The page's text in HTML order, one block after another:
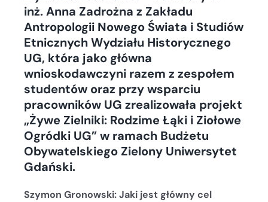
inż. Anna Zadrożna z Zakładu
Antropologii Nowego Świata i Studiów
Etnicznych Wydziału Historycznego
UG, która jako główna
wnioskodawczyni razem z zespołem
studentów oraz przy wsparciu
pracowników UG zrealizowała projekt
„Żywe Zielniki: Rodzime Łąki i Ziołowe
Ogródki UG” w ramach Budżetu
Obywatelskiego Zielony Uniwersytet
Gdański.
Szymon Gronowski: Jaki jest główny cel